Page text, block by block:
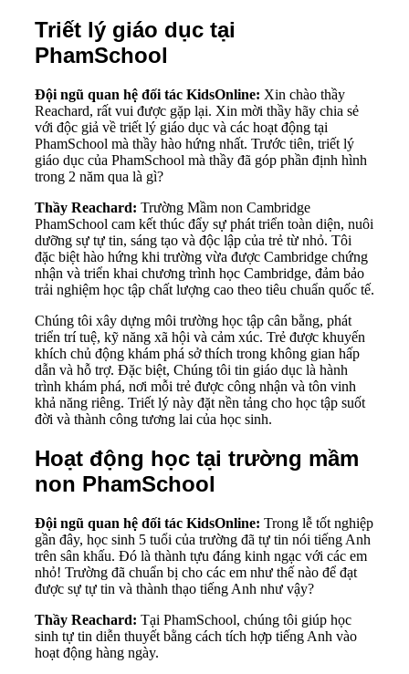
Triết lý giáo dục tại
PhamSchool
Đội ngũ quan hệ đối tác KidsOnline: Xin chào thầy
Reachard, rất vui được gặp lại. Xin mời thầy hãy chia sẻ
với độc giả về triết lý giáo dục và các hoạt động tại
PhamSchool mà thầy hào hứng nhất. Trước tiên, triết lý
giáo dục của PhamSchool mà thầy đã góp phần định hình
trong 2 năm qua là gì?
Thầy Reachard: Trường Mầm non Cambridge
PhamSchool cam kết thúc đẩy sự phát triển toàn diện, nuôi
dưỡng sự tự tin, sáng tạo và độc lập của trẻ từ nhỏ. Tôi
đặc biệt hào hứng khi trường vừa được Cambridge chứng
nhận và triển khai chương trình học Cambridge, đảm bảo
trải nghiệm học tập chất lượng cao theo tiêu chuẩn quốc tế.
Chúng tôi xây dựng môi trường học tập cân bằng, phát
triển trí tuệ, kỹ năng xã hội và cảm xúc. Trẻ được khuyến
khích chủ động khám phá sở thích trong không gian hấp
dẫn và hỗ trợ. Đặc biệt, Chúng tôi tin giáo dục là hành
trình khám phá, nơi mỗi trẻ được công nhận và tôn vinh
khả năng riêng. Triết lý này đặt nền tảng cho học tập suốt
đời và thành công tương lai của học sinh.
Hoạt động học tại trường mầm
non PhamSchool
Đội ngũ quan hệ đối tác KidsOnline: Trong lễ tốt nghiệp
gần đây, học sinh 5 tuổi của trường đã tự tin nói tiếng Anh
trên sân khấu. Đó là thành tựu đáng kinh ngạc với các em
nhỏ! Trường đã chuẩn bị cho các em như thế nào để đạt
được sự tự tin và thành thạo tiếng Anh như vậy?
Thầy Reachard: Tại PhamSchool, chúng tôi giúp học
sinh tự tin diễn thuyết bằng cách tích hợp tiếng Anh vào
hoạt động hàng ngày.